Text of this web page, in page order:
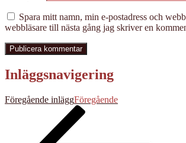
Spara mitt namn, min e-postadress och
webbläsare till nästa gång jag skriver en
Inläggsnavigering
Föregående inläggFöregående